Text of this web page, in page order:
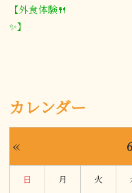
カレンダー
«
日 月 火
【外食体験🍴
✨】